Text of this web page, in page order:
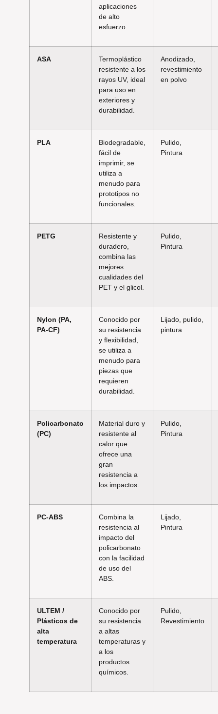
aplicaciones
de alto
esfuerzo.
ASA
Termoplástico
resistente a los
rayos UV, ideal
para uso en
exteriores y
durabilidad.
Anodizado,
revestimiento
en polvo
PLA
Biodegradable,
fácil de
imprimir, se
utiliza a
menudo para
prototipos no
funcionales.
Pulido,
Pintura
PETG
Resistente y
duradero,
combina las
mejores
cualidades del
PET y el glicol.
Pulido,
Pintura
Nylon (PA,
PA-CF)
Conocido por
su resistencia
y flexibilidad,
se utiliza a
menudo para
piezas que
requieren
durabilidad.
Lijado, pulido,
pintura
Policarbonato
(PC)
Material duro y
resistente al
calor que
ofrece una
gran
resistencia a
los impactos.
Pulido,
Pintura
PC-ABS
Combina la
resistencia al
impacto del
policarbonato
con la facilidad
de uso del
ABS.
Lijado,
Pintura
ULTEM /
Plásticos de
alta
temperatura
Conocido por
su resistencia
a altas
temperaturas y
a los
productos
químicos.
Pulido,
Revestimiento